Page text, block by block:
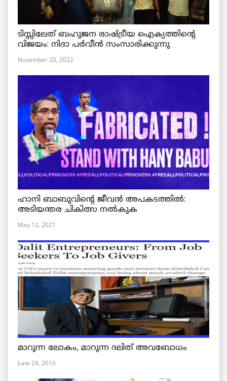
ടിസ്സിലേത് ബഹുജന രാഷ്ട്രീയ ഐക്യത്തിന്റെ
വിജയം: നിദാ പർവീൻ സംസാരിക്കുന്നു
November 20, 2022
ഹാനി ബാബുവിന്റെ ജീവൻ അപകടത്തിൽ:
അടിയന്തര ചികിത്സ നൽകുക
May 12, 2021
മാറുന്ന ലോകം, മാറുന്ന ദലിത് അവബോധം
June 24, 2016